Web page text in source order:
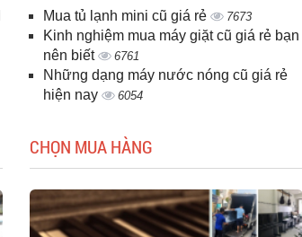
Mua tủ lạnh mini cũ giá rẻ 7673
Kinh nghiệm mua máy giặt cũ giá rẻ bạn
nên biết
6761
Những dạng máy nước nóng cũ giá rẻ
hiện nay
6054
CHỌN MUA HÀNG